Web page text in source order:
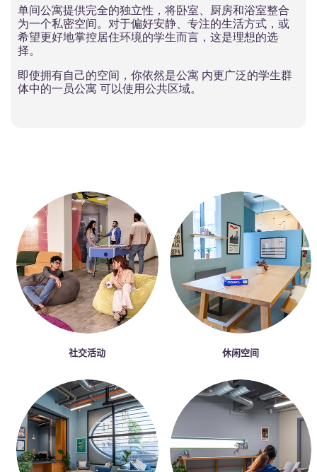
单间公寓提供完全的独立性，将卧室、厨房和浴室整合
为一个私密空间。对于偏好安静、专注的生活方式，或
希望更好地掌控居住环境的学生而言，这是理想的选
择。
即使拥有自己的空间，你依然是公寓 内更广泛的学生群
体中的一员公寓 可以使用公共区域。
社交活动 休闲空间